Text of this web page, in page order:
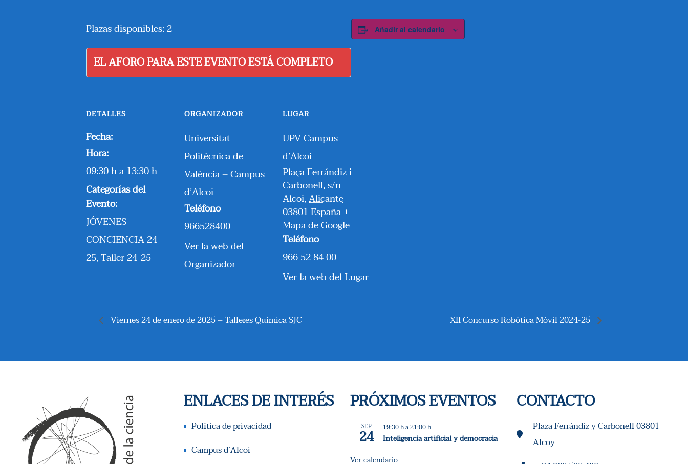
Plazas disponibles: 2
EL AFORO PARA ESTE EVENTO ESTÁ COMPLETO
Añadir al calendario
DETALLES
Fecha:
Hora:
09:30 h a 13:30 h
Categorías del
Evento:
JÓVENES
CONCIENCIA 24-
25,Taller 24-25
ORGANIZADOR
Universitat
Politècnica de
València – Campus
d’Alcoi
Teléfono
966528400
Ver la web del
Organizador
LUGAR
UPV Campus
d’Alcoi
Plaça Ferrándiz i
Carbonell, s/n
Alcoi,Alicante
03801 España +
Mapa de Google
Teléfono
966 52 84 00
Ver la web del Lugar
Viernes 24 de enero de 2025 – Talleres Química SJC XII Concurso Robótica Móvil 2024-25
ENLACES DE INTERÉS
Política de privacidad
Campus d’Alcoi
PRÓXIMOS EVENTOS
SEP
24 19:30 ha21:00 h
Inteligencia artificial y democracia
Ver calendario
CONTACTO
Plaza Ferrándiz y Carbonell 03801
Alcoy